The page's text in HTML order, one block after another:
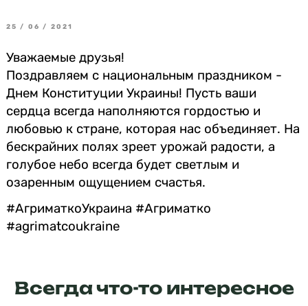
25 / 06 / 2021
Уважаемые друзья!
Поздравляем с национальным праздником -
Днем Конституции Украины! Пусть ваши
сердца всегда наполняются гордостью и
любовью к стране, которая нас объединяет. На
бескрайних полях зреет урожай радости, а
голубое небо всегда будет светлым и
озаренным ощущением счастья.
#АгриматкоУкраина #Агриматко
#agrimatcoukraine
Всегда что-то интересное